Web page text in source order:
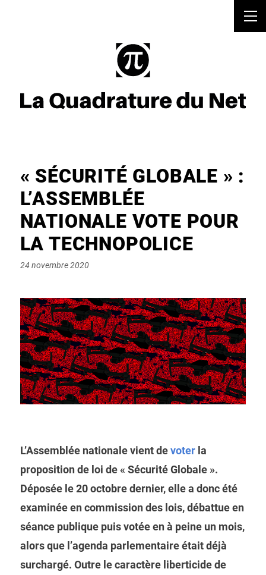
« SÉCURITÉ GLOBALE » :
L’ASSEMBLÉE
NATIONALE VOTE POUR
LA TECHNOPOLICE
Posted
24 novembre 2020
L’Assemblée nationale vient devoterla
proposition de loi de « Sécurité Globale ».
Déposée le 20 octobre dernier, elle a donc été
examinée en commission des lois, débattue en
séance publique puis votée en à peine un mois,
alors que l’agenda parlementaire était déjà
surchargé. Outre le caractère liberticide de